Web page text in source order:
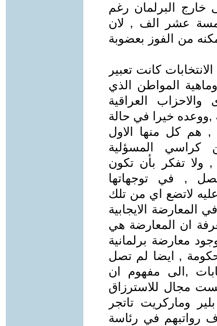
البرلمان رغم
عشر الف , لان
من الفوز بعضوبة
كانت تعبير
المواطن الذي
العراقية
,ووعده خيرا في حالة
, هم كل منها الاول
كراسي المسؤلية
ولا تفكر بأن تكون
, في توجهاتها
لاتضع اي من تلك
المعارضة الايجابية
ان المعارضة هي
معارضة برلمانية
, ايضا لم تصل
,الى مفهوم ان
مجال للاسترزاق
وماركريت تاتجر
رواتبهم في رئاسة